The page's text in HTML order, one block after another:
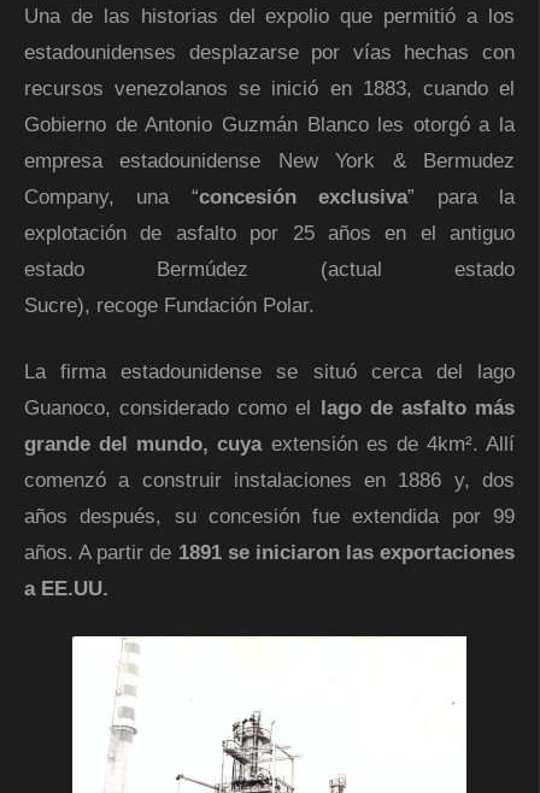
Una de las historias del expolio que permitió a los
estadounidenses desplazarse por vías hechas con
recursos venezolanos se inició en 1883, cuando el
Gobierno de Antonio Guzmán Blanco les otorgó a la
empresa estadounidense New York & Bermudez
Company, una “concesión exclusiva” para la
explotación de asfalto por 25 años en el antiguo
estado Bermúdez (actual estado
Sucre), recoge Fundación Polar.
La firma estadounidense se situó cerca del lago
Guanoco, considerado como el lago de asfalto más
grande del mundo, cuyaextensión es de 4km². Allí
comenzó a construir instalaciones en 1886 y, dos
años después, su concesión fue extendida por 99
años. A partir de 1891 se iniciaron las exportaciones
a EE.UU.